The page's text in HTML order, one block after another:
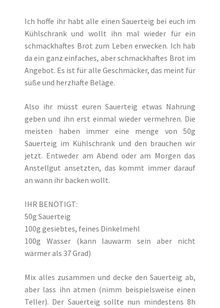
Ich hoffe ihr habt alle einen Sauerteig bei euch im
Kühlschrank und wollt ihn mal wieder für ein
schmackhaftes Brot zum Leben erwecken. Ich hab
da ein ganz einfaches, aber schmackhaftes Brot im
Angebot. Es ist für alle Geschmäcker, das meint für
süße und herzhafte Beläge.
Also ihr müsst euren Sauerteig etwas Nahrung
geben und ihn erst einmal wieder vermehren. Die
meisten haben immer eine menge von 50g
Sauerteig im Kühlschrank und den brauchen wir
jetzt. Entweder am Abend oder am Morgen das
Anstellgut ansetzten, das kommt immer darauf
an wann ihr backen wollt.
IHR BENÖTIGT:
50g Sauerteig
100g gesiebtes, feines Dinkelmehl
100g Wasser (kann lauwarm sein aber nicht
wärmer als 37 Grad)
Mix alles zusammen und decke den Sauerteig ab,
aber lass ihn atmen (nimm beispielsweise einen
Teller). Der Sauerteig sollte nun mindestens 8h